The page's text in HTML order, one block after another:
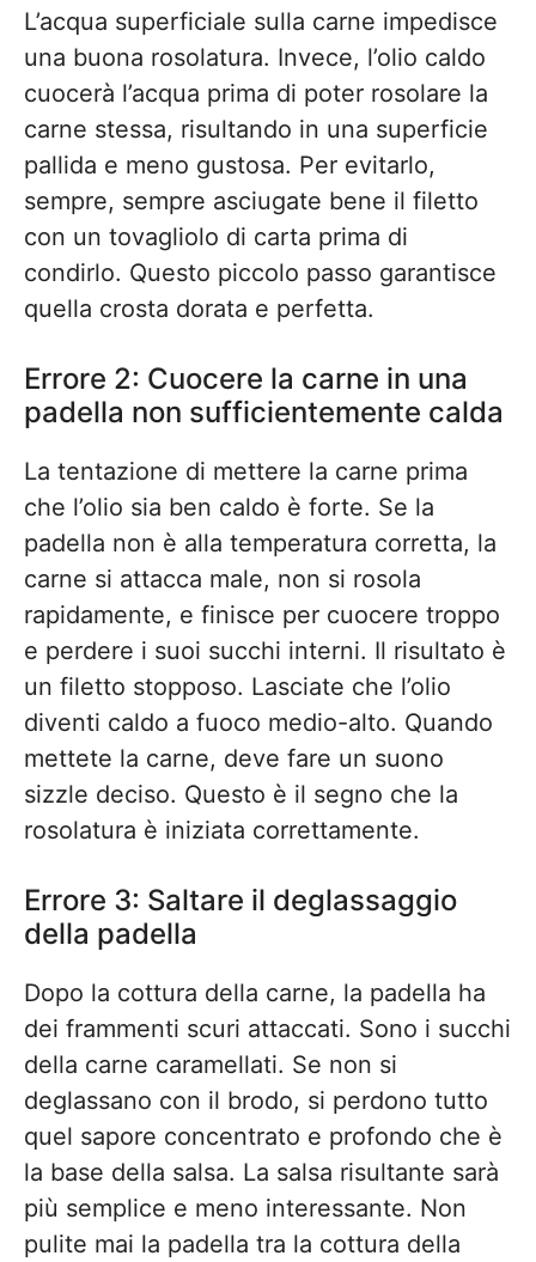
L’acqua superficiale sulla carne impedisce
una buona rosolatura. Invece, l’olio caldo
cuocerà l’acqua prima di poter rosolare la
carne stessa, risultando in una superficie
pallida e meno gustosa. Per evitarlo,
sempre, sempre asciugate bene il filetto
con un tovagliolo di carta prima di
condirlo. Questo piccolo passo garantisce
quella crosta dorata e perfetta.
Errore 2: Cuocere la carne in una
padella non sufficientemente calda
La tentazione di mettere la carne prima
che l’olio sia ben caldo è forte. Se la
padella non è alla temperatura corretta, la
carne si attacca male, non si rosola
rapidamente, e finisce per cuocere troppo
e perdere i suoi succhi interni. Il risultato è
un filetto stopposo. Lasciate che l’olio
diventi caldo a fuoco medio-alto. Quando
mettete la carne, deve fare un suono
sizzle deciso. Questo è il segno che la
rosolatura è iniziata correttamente.
Errore 3: Saltare il deglassaggio
della padella
Dopo la cottura della carne, la padella ha
dei frammenti scuri attaccati. Sono i succhi
della carne caramellati. Se non si
deglassano con il brodo, si perdono tutto
quel sapore concentrato e profondo che è
la base della salsa. La salsa risultante sarà
più semplice e meno interessante. Non
pulite mai la padella tra la cottura della